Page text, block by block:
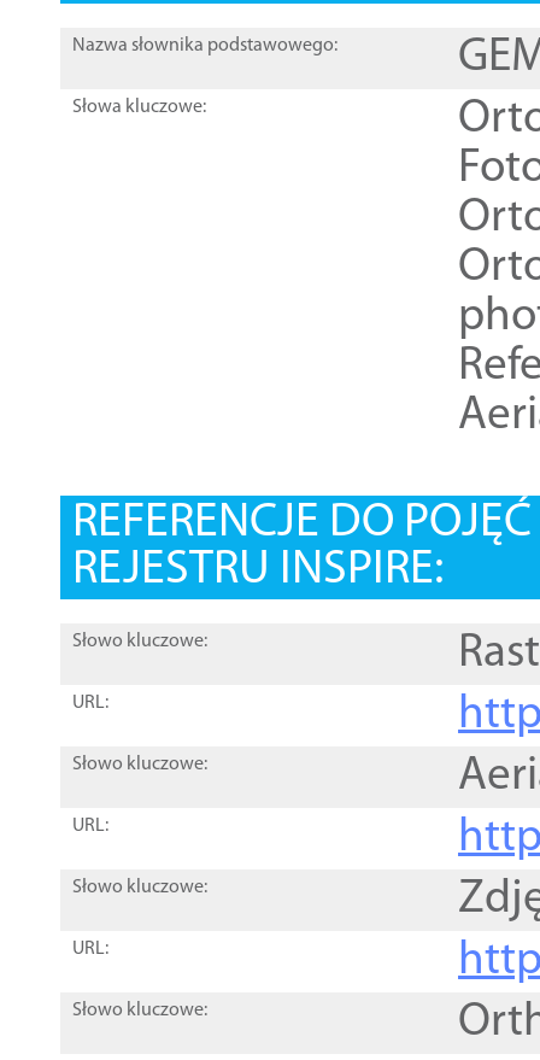
Nazwa słownika podstawowego:
Słowa kluczowe:
REFERENCJE DO
REJESTRU INSPIRE:
Słowo kluczowe:
URL:
Słowo kluczowe:
URL:
Słowo kluczowe:
URL:
Słowo kluczowe: